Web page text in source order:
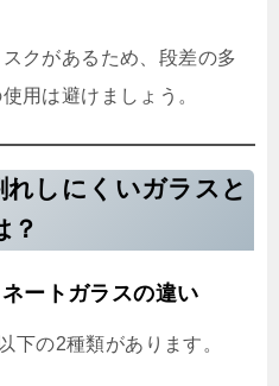
クがあるため、段差の多
用は避けましょう。
れしにくいガラスと
？
ートガラスの違い
下の2種類があります。